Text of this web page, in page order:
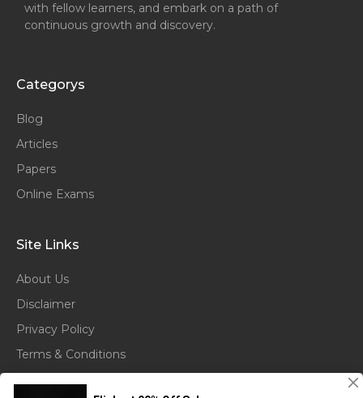
with fellow learners, and embark on a path of
continuous growth and discovery.
Categorys
Blog
Articles
Papers
Online Exams
Site Links
About Us
Disclaimer
Privacy Policy
Terms & Conditions
© GoQuora | All rights reserved